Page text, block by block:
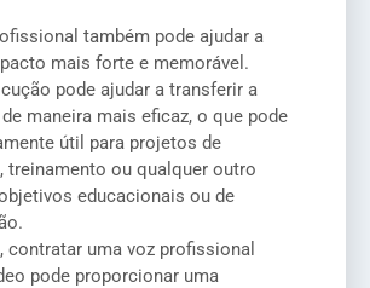
também pode ajudar a
mais forte e memorável.
pode ajudar a transferir a
maneira mais eficaz, o que pode
útil para projetos de
treinamento ou qualquer outro
educacionais ou de
contratar uma voz profissional
pode proporcionar uma